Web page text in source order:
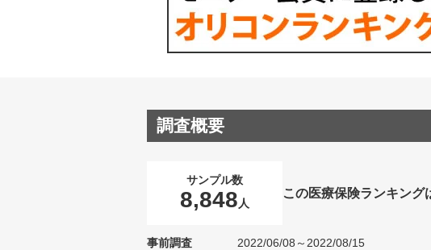
調査概要
サンプル数
8,848 人
この医療保険ランキング
事前調査
2022/06/08～2022/08/15